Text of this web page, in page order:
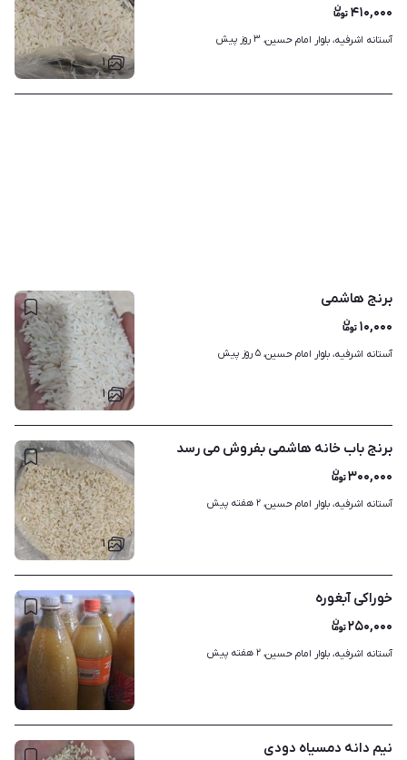
۱
۴۱۰,۰۰۰
آستانه اشرفیه، بلوار امام حسین، ۳ روز پیش
۱
برنج هاشمی
۱۰,۰۰۰
آستانه اشرفیه، بلوار امام حسین، ۵ روز پیش
۱
برنج باب خانه هاشمی بفروش می رسد
۳۰۰,۰۰۰
آستانه اشرفیه، بلوار امام حسین، ۲ هفته پیش
۱
خوراکی آبغوره
۲۵۰,۰۰۰
آستانه اشرفیه، بلوار امام حسین، ۲ هفته پیش
نیم دانه دمسیاه دودی